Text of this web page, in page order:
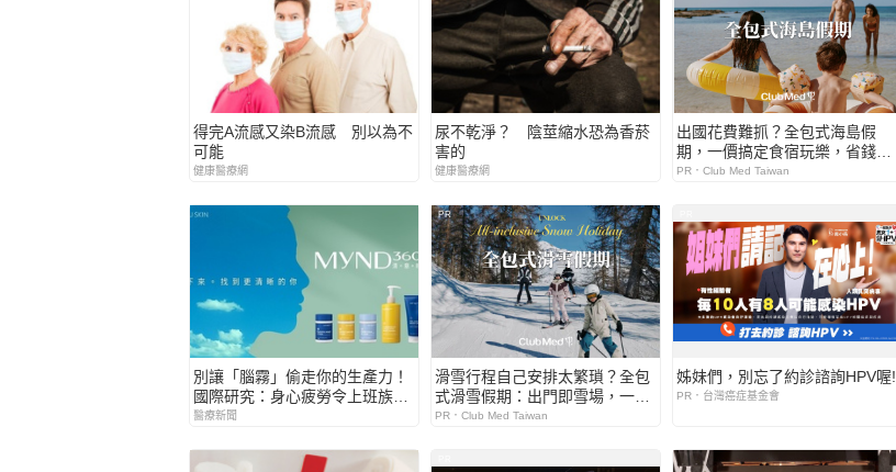
得完A流感又染B流感 別以為不
可能
健康醫療網
尿不乾淨？ 陰莖縮水恐為香菸
害的
健康醫療網
出國花費難抓？全包式海島假
期，一價搞定食宿玩樂，省錢更
省心！
PR．Club Med Taiwan
別讓「腦霧」偷走你的生產力！
國際研究：身心疲勞令上班族年
損 1 個月產值 Nu Skin 推
囊，啟動「效率、憶力」雙重守
醫療新聞
PR
滑雪行程自己安排太繁瑣？全包
式滑雪假期：出門即雪場，一價
全包不怕預算爆表！
PR．Club Med Taiwan
姊妹們，別忘了約診諮詢HPV喔!
PR．台灣癌症基金會